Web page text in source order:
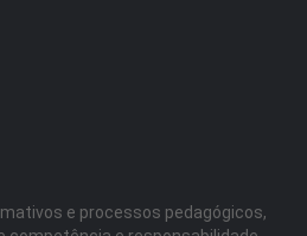
e processos pedagógicos,